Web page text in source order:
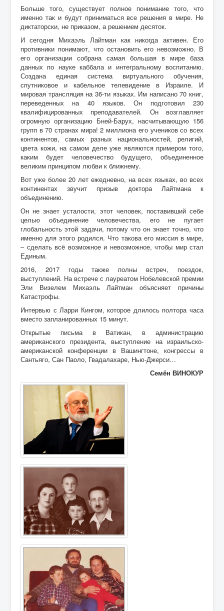
Больше того, существует полное понимание того, что
именно так и будут приниматься все решения в мире. Не
диктаторски, не приказом, а решением десяток.
И сегодня Михаэль Лайтман как никогда активен. Его
противники понимают, что остановить его невозможно. В
его организации собрана самая большая в мире база
данных по науке каббала и интегральному воспитанию.
Создана единая система виртуального обучения,
спутниковое и кабельное телевидение в Израиле. И
мировая трансляция на 36-ти языках. Им написано 70 книг,
переведенных на 40 языков. Он подготовил 230
квалифицированных преподавателей. Он возглавляет
огромную организацию Бней-Барух, насчитывающую 156
групп в 70 странах мира! 2 миллиона его учеников со всех
континентов, самых разных национальностей, религий,
цвета кожи, на самом деле уже являются примером того,
каким будет человечество будущего, объединенное
великим принципом любви к ближнему.
Вот уже более 20 лет ежедневно, на всех языках, во всех
континентах звучит призыв доктора Лайтмана к
объединению.
Он не знает усталости, этот человек, поставивший себе
целью объединение человечества, его не пугает
глобальность этой задачи, потому что он знает точно, что
именно для этого родился. Что такова его миссия в мире,
– сделать всё возможное и невозможное, чтобы мир стал
Единым.
2016, 2017 годы также полны встреч, поездок,
выступлений. На встрече с лауреатом Нобелевской премии
Эли Визелем Михаэль Лайтман объясняет причины
Катастрофы.
Интервью с Ларри Кингом, которое длилось полтора часа
вместо запланированных 15 минут.
Открытые письма в Ватикан, в администрацию
американского президента, выступление на израильско-
американской конференции в Вашингтоне, конгрессы в
Сантьяго, Сан Паоло, Гвадалахаре, Нью-Джерси…
Семён ВИНОКУР